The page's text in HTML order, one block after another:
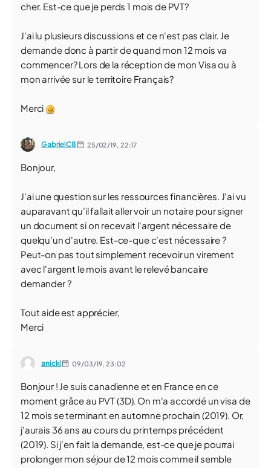
cher. Est-ce que je perds 1 mois de PVT?
J'ai lu plusieurs discussions et ce n'est pas clair. Je
demande donc à partir de quand mon 12 mois va
commencer? Lors de la réception de mon Visa ou à
mon arrivée sur le territoire Français?
Merci
GabrielC8 25/02/19, 22:17
Bonjour,
J'ai une question sur les ressources financières. J'ai vu
auparavant qu'il fallait aller voir un notaire pour signer
un document si on recevait l'argent nécessaire de
quelqu'un d'autre. Est-ce-que c'est nécessaire ?
Peut-on pas tout simplement recevoir un virement
avec l'argent le mois avant le relevé bancaire
demander ?
Tout aide est apprécier,
Merci
anickl 09/03/19,23:02
Bonjour ! Je suis canadienne et en France en ce
moment grâce au PVT (3D). On m'a accordé un visa de
12 mois se terminant en automne prochain (2019). Or,
j'aurais 36 ans au cours du printemps précédent
(2019). Si j'en fait la demande, est-ce que je pourrai
prolonger mon séjour de 12 mois comme il semble